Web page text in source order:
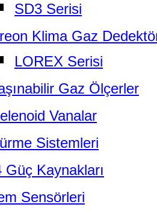
SD3 Serisi
Klima Gaz
LOREX Serisi
Gaz Ölçerler
Vanalar
Sistemleri
Güç Kaynakları
Sensörleri